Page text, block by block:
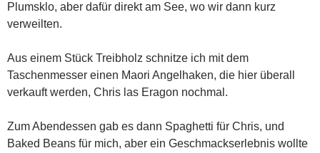
Plumsklo, aber dafür direkt am See, wo wir dann kurz
verweilten.
Aus einem Stück Treibholz schnitze ich mit dem
Taschenmesser einen Maori Angelhaken, die hier überall
verkauft werden, Chris las Eragon nochmal.
Zum Abendessen gab es dann Spaghetti für Chris, und
Baked Beans für mich, aber ein Geschmackserlebnis wollte